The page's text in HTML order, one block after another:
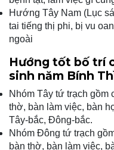
Hướng Tây Nam (Lục
tai tiếng thị phi, bị vu
ngoài
Hướng tốt bố trí
sinh năm Bính
Nhóm Tây tứ trạch gồm
thờ, bàn làm việc, bàn
Tây-bắc, Đông-bắc.
Nhóm Đông tứ trạch
bàn thờ, bàn làm việc,